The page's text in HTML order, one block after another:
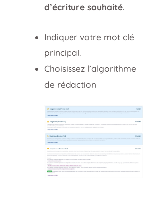
d’écriture souhaité.
Indiquer votre mot clé
principal.
Choisissez l’algorithme
de rédaction